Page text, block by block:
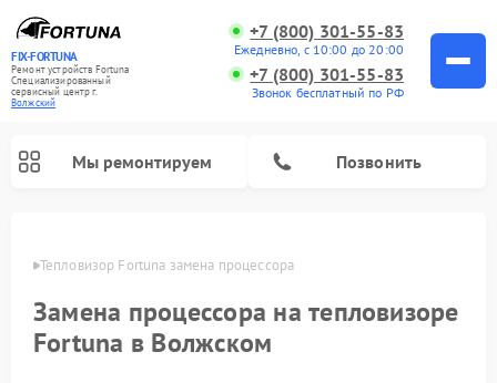
FIX-FORTUNA
Ремонт устройств Fortuna
Специализированный
cервисный центр г.
Волжский
+7 (800) 301-55-83
Ежедневно, с 10:00 до 20:00
+7 (800) 301-55-83
Звонок бесплатный по РФ
Мы ремонтируем Позвонить
Тепловизор Fortuna замена процессора
Замена процессора на тепловизоре
Fortuna в Волжском